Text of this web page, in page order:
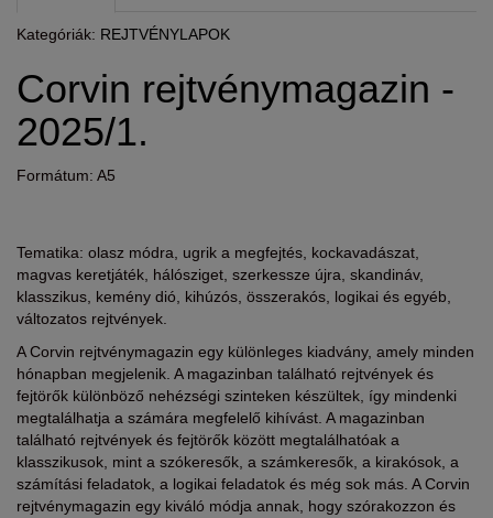
Kategóriák: REJTVÉNYLAPOK
Corvin rejtvénymagazin -
2025/1.
Formátum: A5
Tematika: olasz módra, ugrik a megfejtés, kockavadászat,
magvas keretjáték, hálósziget, szerkessze újra, skandináv,
klasszikus, kemény dió, kihúzós, összerakós, logikai és egyéb,
változatos rejtvények.
A Corvin rejtvénymagazin egy különleges kiadvány, amely minden
hónapban megjelenik. A magazinban található rejtvények és
fejtörők különböző nehézségi szinteken készültek, így mindenki
megtalálhatja a számára megfelelő kihívást. A magazinban
található rejtvények és fejtörők között megtalálhatóak a
klasszikusok, mint a szókeresők, a számkeresők, a kirakósok, a
számítási feladatok, a logikai feladatok és még sok más. A Corvin
rejtvénymagazin egy kiváló módja annak, hogy szórakozzon és